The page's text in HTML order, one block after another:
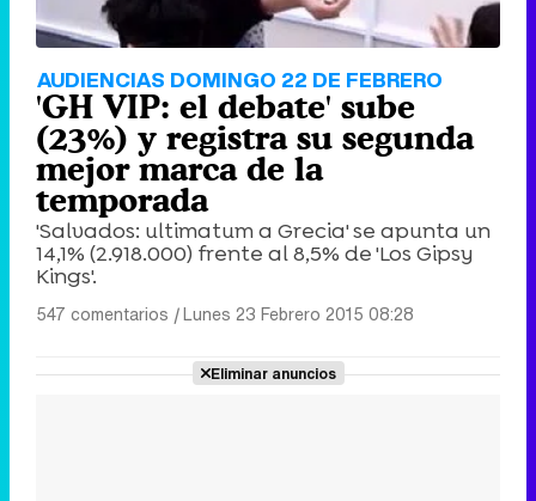
AUDIENCIAS DOMINGO 22 DE FEBRERO
'GH VIP: el debate' sube
(23%) y registra su segunda
mejor marca de la
temporada
'Salvados: ultimatum a Grecia' se apunta un
14,1% (2.918.000) frente al 8,5% de 'Los Gipsy
Kings'.
547 comentarios |Lunes 23 Febrero 2015 08:28
Eliminar anuncios